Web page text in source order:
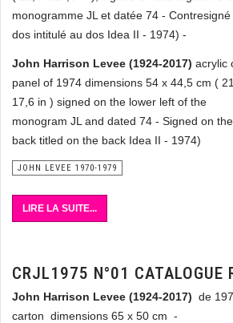
monogramme JL et datée 74 - Contresigné
dos intitulé au dos Idea II - 1974) -
John Harrison Levee (1924-2017) acrylic
panel of 1974 dimensions 54 x 44,5 cm (
17,6 in ) signed on the lower left of the
monogram JL and dated 74 - Signed on the
back titled on the back Idea II - 1974)
JOHN LEVEE 1970-1979
LIRE LA SUITE...
CRJL1975 N°01 CATALOGUE
John Harrison Levee (1924-2017) de
carton dimensions 65 x 50 cm -